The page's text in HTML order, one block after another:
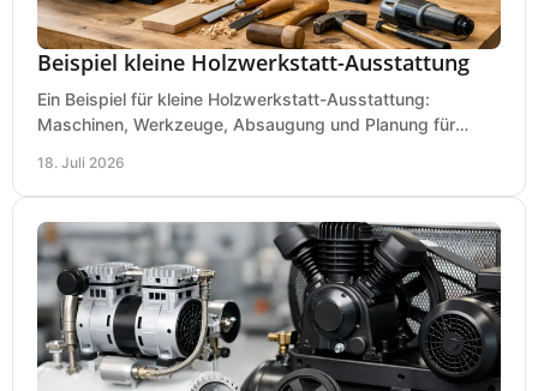
Beispiel kleine Holzwerkstatt-Ausstattung
Ein Beispiel für kleine Holzwerkstatt-Ausstattung:
Maschinen, Werkzeuge, Absaugung und Planung für
18. Juli 2026